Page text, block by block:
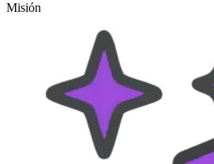
Misión